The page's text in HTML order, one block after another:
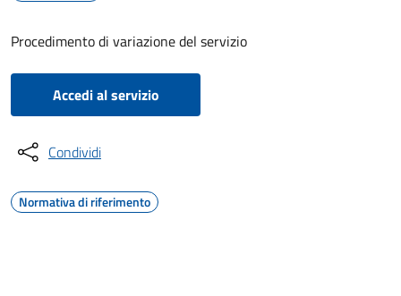
Procedimento di variazione del servizio
Accedi al servizio
Condividi
Normativa di riferimento